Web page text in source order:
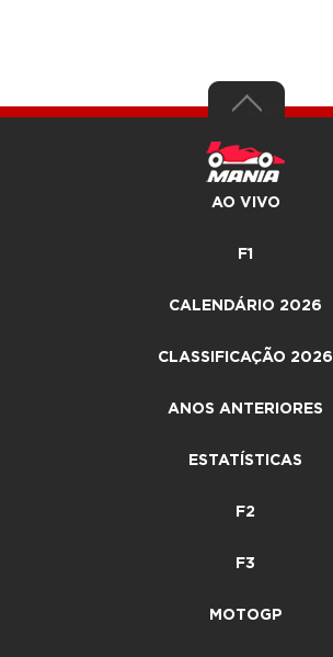
AO VIVO
F1
CALENDÁRIO 2026
CLASSIFICAÇÃO 2026
ANOS ANTERIORES
ESTATÍSTICAS
F2
F3
MOTOGP